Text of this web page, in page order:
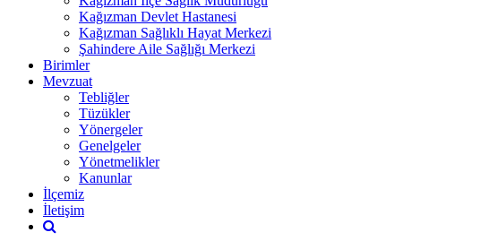
Kağızman Devlet Hastanesi
Kağızman Sağlıklı Hayat Merkezi
Şahindere Aile Sağlığı Merkezi
Birimler
Mevzuat
Tebliğler
Tüzükler
Yönergeler
Genelgeler
Yönetmelikler
Kanunlar
İlçemiz
İletişim